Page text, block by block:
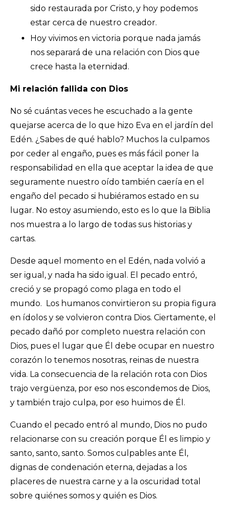
sido restaurada por Cristo, y hoy podemos
estar cerca de nuestro creador.
Hoy vivimos en victoria porque nada jamás
nos separará de una relación con Dios que
crece hasta la eternidad.
Mi relación fallida con Dios
No sé cuántas veces he escuchado a la gente
quejarse acerca de lo que hizo Eva en el jardín del
Edén. ¿Sabes de qué hablo? Muchos la culpamos
por ceder al engaño, pues es más fácil poner la
responsabilidad en ella que aceptar la idea de que
seguramente nuestro oído también caería en el
engaño del pecado si hubiéramos estado en su
lugar. No estoy asumiendo, esto es lo que la Biblia
nos muestra a lo largo de todas sus historias y
cartas.
Desde aquel momento en el Edén, nada volvió a
ser igual, y nada ha sido igual. El pecado entró,
creció y se propagó como plaga en todo el
mundo. Los humanos convirtieron su propia figura
en ídolos y se volvieron contra Dios. Ciertamente, el
pecado dañó por completo nuestra relación con
Dios, pues el lugar que Él debe ocupar en nuestro
corazón lo tenemos nosotras, reinas de nuestra
vida. La consecuencia de la relación rota con Dios
trajo vergüenza, por eso nos escondemos de Dios,
y también trajo culpa, por eso huimos de Él.
Cuando el pecado entró al mundo, Dios no pudo
relacionarse con su creación porque Él es limpio y
santo, santo, santo. Somos culpables ante Él,
dignas de condenación eterna, dejadas a los
placeres de nuestra carne y a la oscuridad total
sobre quiénes somos y quién es Dios.